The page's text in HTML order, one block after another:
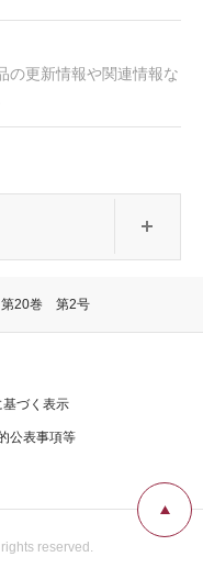
第20巻 第2号
の更新情報や関連情報な
づく表示
公表事項等
reserved.